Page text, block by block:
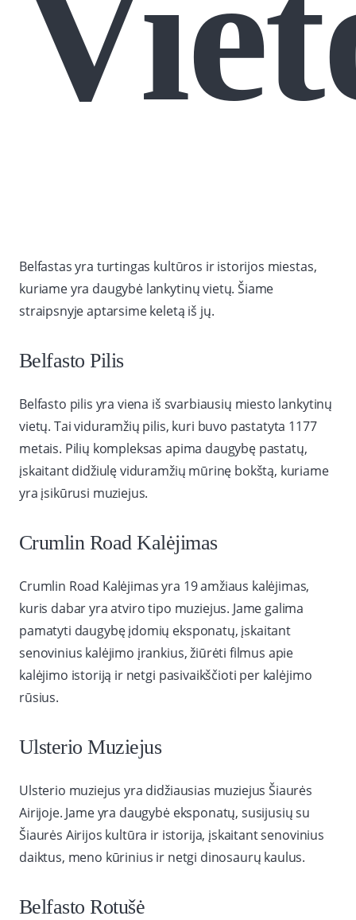
Belfastas yra turtingas kultūros ir istorijos miestas,
kuriame yra daugybė lankytinų vietų. Šiame
straipsnyje aptarsime keletą iš jų.
Belfasto Pilis
Belfasto pilis yra viena iš svarbiausių miesto lankytinų
vietų. Tai viduramžių pilis, kuri buvo pastatyta 1177
metais. Pilių kompleksas apima daugybę pastatų,
įskaitant didžiulę viduramžių mūrinę bokštą, kuriame
yra įsikūrusi muziejus.
Crumlin Road Kalėjimas
Crumlin Road Kalėjimas yra 19 amžiaus kalėjimas,
kuris dabar yra atviro tipo muziejus. Jame galima
pamatyti daugybę įdomių eksponatų, įskaitant
senovinius kalėjimo įrankius, žiūrėti filmus apie
kalėjimo istoriją ir netgi pasivaikščioti per kalėjimo
rūsius.
Ulsterio Muziejus
Ulsterio muziejus yra didžiausias muziejus Šiaurės
Airijoje. Jame yra daugybė eksponatų, susijusių su
Šiaurės Airijos kultūra ir istorija, įskaitant senovinius
daiktus, meno kūrinius ir netgi dinosaurų kaulus.
Belfasto Rotušė